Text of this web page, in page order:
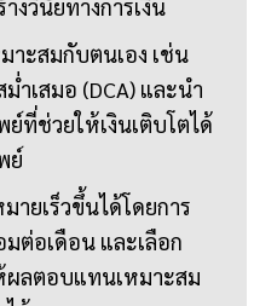
งวินัยทางการเงิน
าะสมกับตนเอง เช่น
ำเสมอ (DCA) และนำ
ที่ช่วยให้เงินเติบโตได้
ย์
ายเร็วขึ้นได้โดยการ
มต่อเดือน และเลือก
ลตอบแทนเหมาะสม